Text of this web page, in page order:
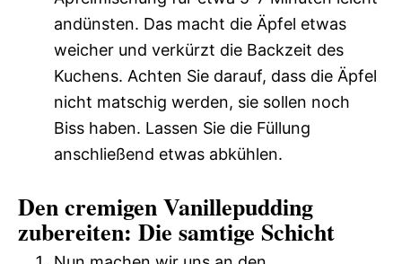
andünsten. Das macht die Äpfel etwas
weicher und verkürzt die Backzeit des
Kuchens. Achten Sie darauf, dass die Äpfel
nicht matschig werden, sie sollen noch
Biss haben. Lassen Sie die Füllung
anschließend etwas abkühlen.
Den cremigen Vanillepudding
zubereiten: Die samtige Schicht